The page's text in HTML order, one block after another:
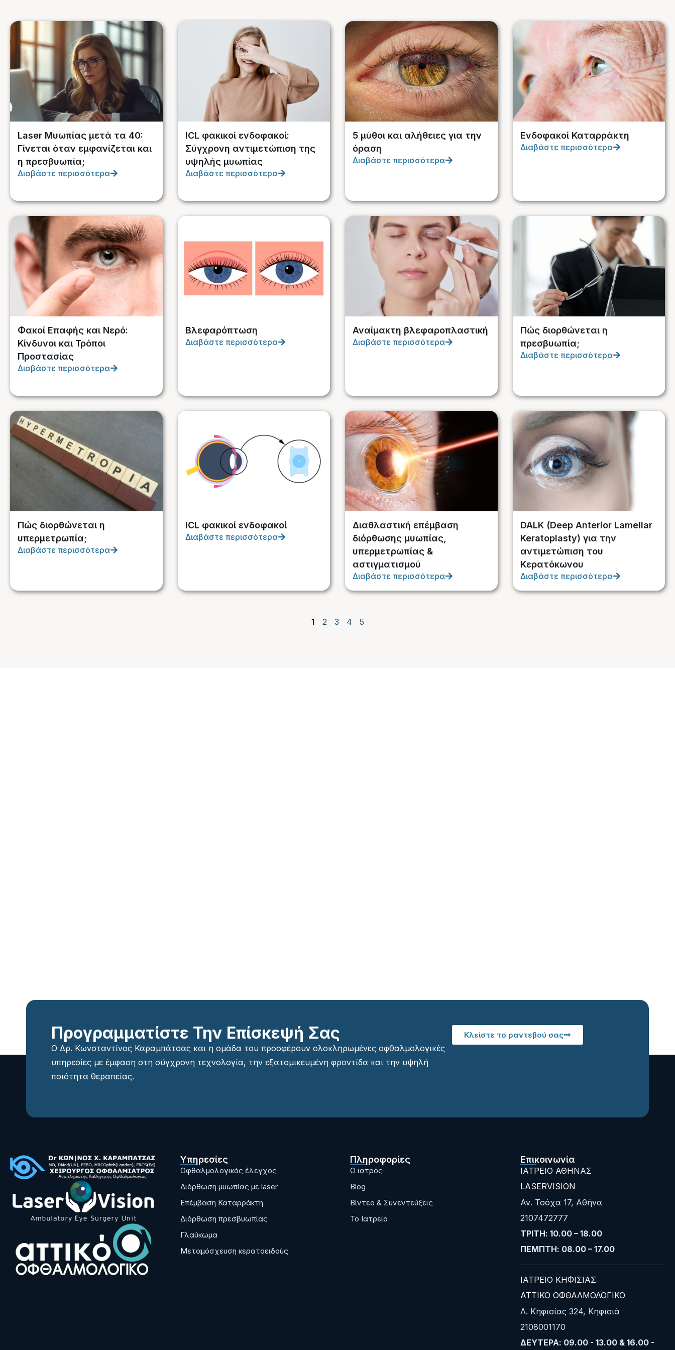
Laser Μυωπίας μετά τα 40:
Γίνεται όταν εμφανίζεται και
η πρεσβυωπία;
Διαβάστε περισσότερα
ICL φακικοί ενδοφακοί:
Σύγχρονη αντιμετώπιση της
υψηλής μυωπίας
Διαβάστε περισσότερα
5 μύθοι και αλήθειες για την
όραση
Διαβάστε περισσότερα
Ενδοφακοί Καταρράκτη
Διαβάστε περισσότερα
Φακοί Επαφής και Νερό:
Κίνδυνοι και Τρόποι
Προστασίας
Διαβάστε περισσότερα
Βλεφαρόπτωση
Διαβάστε περισσότερα
Αναίμακτη βλεφαροπλαστική
Διαβάστε περισσότερα
Πώς διορθώνεται η
πρεσβυωπία;
Διαβάστε περισσότερα
Πώς διορθώνεται η
υπερμετρωπία;
Διαβάστε περισσότερα
ICL φακικοί ενδοφακοί
Διαβάστε περισσότερα
Διαθλαστική επέμβαση
διόρθωσης μυωπίας,
υπερμετρωπίας &
αστιγματισμού
Διαβάστε περισσότερα
DALK (Deep Anterior Lamellar
Keratoplasty) για την
αντιμετώπιση του
Κερατόκωνου
Διαβάστε περισσότερα
1 2 3 4 5
Προγραμματίστε Την Επίσκεψή Σας
Ο Δρ. Κωνσταντίνος Καραμπάτσας και η ομάδα του προσφέρουν ολοκληρωμένες οφθαλμολογικές
υπηρεσίες με έμφαση στη σύγχρονη τεχνολογία, την εξατομικευμένη φροντίδα και την υψηλή
ποιότητα θεραπείας.
Κλείστε το ραντεβού σας
Υπηρεσίες
Οφθαλμολογικός έλεγχος
Διόρθωση μυωπίας με laser
Επέμβαση Καταρράκτη
Διόρθωση πρεσβυωπίας
Γλαύκωμα
Μεταμόσχευση κερατοειδούς
Πληροφορίες
Ο ιατρός
Blog
Bίντεο & Συνεντεύξεις
Το Ιατρείο
Επικοινωνία
ΙΑΤΡΕΙΟ ΑΘΗΝΑΣ
LASERVISION
Αν. Τσόχα 17, Αθήνα
2107472777
ΤΡΙΤΗ: 10.00 – 18.00
ΠΕΜΠΤΗ: 08.00 – 17.00
ΙΑΤΡΕΙΟ ΚΗΦΙΣΙΑΣ
ΑΤΤΙΚΟ ΟΦΘΑΛΜΟΛΟΓΙΚΟ
Λ. Κηφισίας 324, Κηφισιά
2108001170
ΔΕΥΤΕΡΑ: 09.00 - 13.00 & 16.00 -